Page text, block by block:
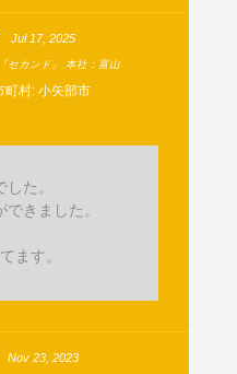
Jul 17, 2025
セカンド』 本社：富山
町村: 小矢部市
た。
きました。
ます。
Nov 23, 2023